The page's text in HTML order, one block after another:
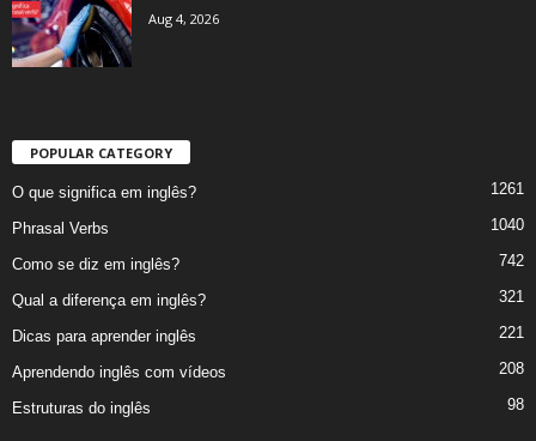
Aug 4, 2026
POPULAR CATEGORY
O que significa em inglês? 1261
Phrasal Verbs 1040
Como se diz em inglês? 742
Qual a diferença em inglês? 321
Dicas para aprender inglês 221
Aprendendo inglês com vídeos 208
Estruturas do inglês 98